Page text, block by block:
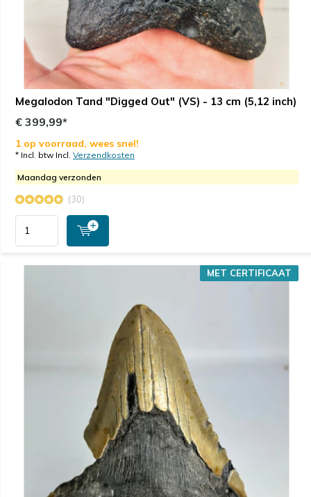
Megalodon Tand "Digged Out" (VS) - 13 cm (5,12 inch)
€ 399,99*
1 op voorraad, wees snel!
* Incl. btw Incl. Verzendkosten
Maandag verzonden
(30)
MET CERTIFICAAT